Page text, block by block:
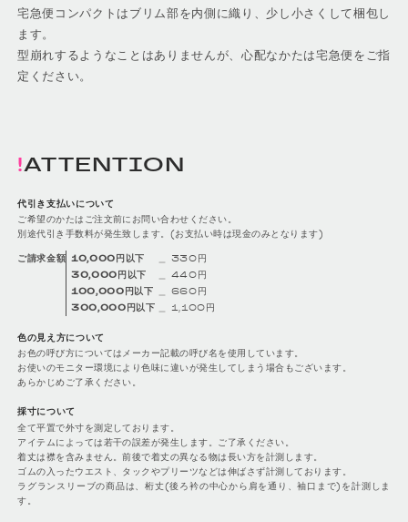
宅急便コンパクトはブリム部を内側に織り、少し小さくして梱包し
ます。
型崩れするようなことはありませんが、心配なかたは宅急便をご指
定ください。
ATTENTION
代引き支払いについて
ご希望のかたはご注文前にお問い合わせください。
別途代引き手数料が発生致します。(お支払い時は現金のみとなります)
ご請求金額 10,000円以下
＿ 330円
30,000円以下
＿ 440円
100,000円以下
＿ 660円
300,000円以下
＿ 1,100円
色の見え方について
お色の呼び方についてはメーカー記載の呼び名を使用しています。
お使いのモニター環境により色味に違いが発生してしまう場合もございます。
あらかじめご了承ください。
採寸について
全て平置で外寸を測定しております。
アイテムによっては若干の誤差が発生します。ご了承ください。
着丈は襟を含みません。前後で着丈の異なる物は長い方を計測します。
ゴムの入ったウエスト、タックやプリーツなどは伸ばさず計測しております。
ラグランスリーブの商品は、桁丈(後ろ衿の中心から肩を通り、袖口まで)を計測しま
す。